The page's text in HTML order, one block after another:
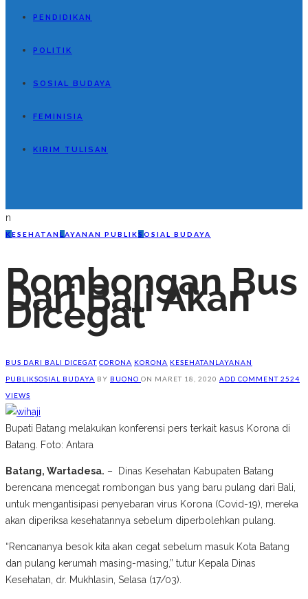
PENDIDIKAN
POLITIK
SOSIAL BUDAYA
FEMINISIA
KIRIM TULISAN
n
KESEHATAN L AYANAN PUBLIKS OSIAL BUDAYA
Rombongan Bus
Dari Bali Akan
Dicegat
BUS DARI BALI DICEGAT CORONA KORONA KESEHATAN LAYANAN
PUBLIKSOSIAL BUDAYA BY BUONO ON MARET 18, 2020 ADD COMMENT 2524
VIEWS
Bupati Batang melakukan konferensi pers terkait kasus Korona di
Batang. Foto: Antara
Batang, Wartadesa. – Dinas Kesehatan Kabupaten Batang
berencana mencegat rombongan bus yang baru pulang dari Bali,
untuk mengantisipasi penyebaran virus Korona (Covid-19), mereka
akan diperiksa kesehatannya sebelum diperbolehkan pulang.
“Rencananya besok kita akan cegat sebelum masuk Kota Batang
dan pulang kerumah masing-masing,” tutur Kepala Dinas
Kesehatan, dr. Mukhlasin, Selasa (17/03).